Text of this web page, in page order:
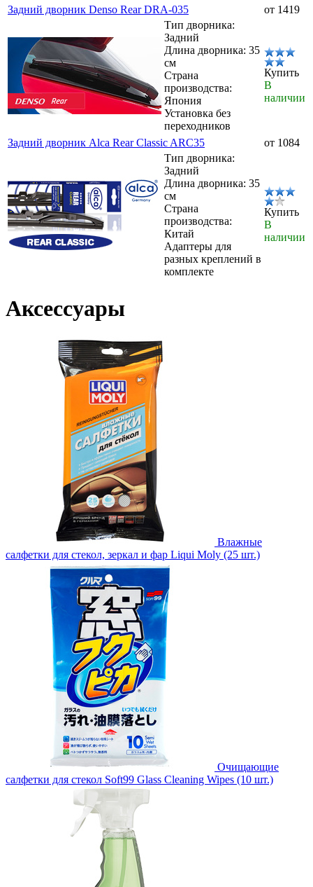
Задний дворник Denso Rear DRA-035
от 1419
Тип дворника:
Задний
Длина дворника: 35
см
Страна
производства:
Япония
Установка без
переходников
Купить
В
наличии
Задний дворник Alca Rear Classic ARC35
от 1084
Тип дворника:
Задний
Длина дворника: 35
см
Страна
производства:
Китай
Адаптеры для
разных креплений в
комплекте
Купить
В
наличии
Аксессуары
Влажные
салфетки для стекол, зеркал и фар Liqui Moly (25 шт.)
Очищающие
салфетки для стекол Soft99 Glass Cleaning Wipes (10 шт.)